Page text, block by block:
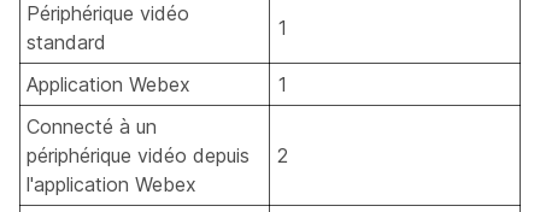
Périphérique vidéo
standard
1
Application Webex
1
Connecté à un
périphérique vidéo depuis
l'application Webex
2